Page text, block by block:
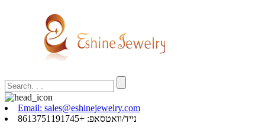
Email: sales@eshinejewelry.com
נייד/וואטסאפ: +8613751191745